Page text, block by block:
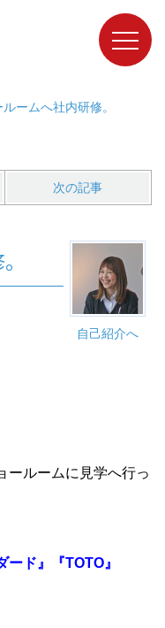
ームへ社内研修。
次の記事
自己紹介へ
ールームに見学へ行っ
ード』『TOTO』